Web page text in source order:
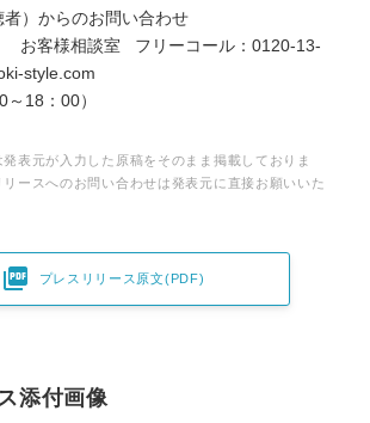
）からのお問い合わせ
客様相談室 フリーコール：0120-13-
style.com
18：00）
表元が入力した原稿をそのまま掲載しておりま
ースへのお問い合わせは発表元に直接お願いいた
 プレスリリース原文(PDF)
添付画像